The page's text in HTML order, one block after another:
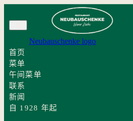
Neubauschenke logo
首页
菜单
午间菜单
联系
新闻
自 1928 年起